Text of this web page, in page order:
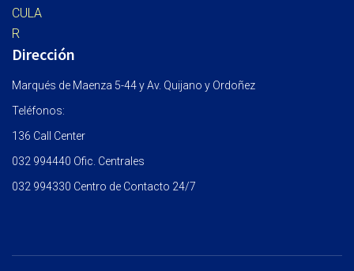
Dirección
Marqués de Maenza 5-44 y Av. Quijano y Ordoñez
Teléfonos:
136 Call Center
032 994440 Ofic. Centrales
032 994330 Centro de Contacto 24/7